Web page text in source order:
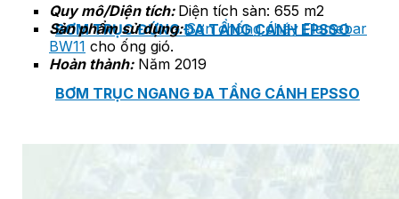
BƠM TRỤC ĐỨNG ĐA TẦNG CÁNH EPSSO
BƠM TRỤC NGANG ĐA TẦNG CÁNH EPSSO
BƠM TRỤC NGANG RỜI TRỤC DSV EPSSO
Quy mô/Diện tích: Diện tích sàn: 655 m2
Sản phẩm sử dụng:Sơn chống cháy Flamebar
BW11 cho ống gió.
Hoàn thành: Năm 2019